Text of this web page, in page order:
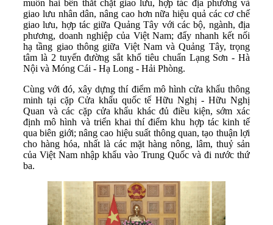
muốn hai bên thắt chặt giao lưu, hợp tác địa phương và
giao lưu nhân dân, nâng cao hơn nữa hiệu quả các cơ chế
giao lưu, hợp tác giữa Quảng Tây với các bộ, ngành, địa
phương, doanh nghiệp của Việt Nam; đẩy nhanh kết nối
hạ tầng giao thông giữa Việt Nam và Quảng Tây, trọng
tâm là 2 tuyến đường sắt khổ tiêu chuẩn Lạng Sơn - Hà
Nội và Móng Cái - Hạ Long - Hải Phòng.
Cùng với đó, xây dựng thí điểm mô hình cửa khẩu thông
minh tại cặp Cửa khẩu quốc tế Hữu Nghị - Hữu Nghị
Quan và các cặp cửa khẩu khác đủ điều kiện, sớm xác
định mô hình và triển khai thí điểm khu hợp tác kinh tế
qua biên giới; nâng cao hiệu suất thông quan, tạo thuận lợi
cho hàng hóa, nhất là các mặt hàng nông, lâm, thuỷ sản
của Việt Nam nhập khẩu vào Trung Quốc và đi nước thứ
ba.